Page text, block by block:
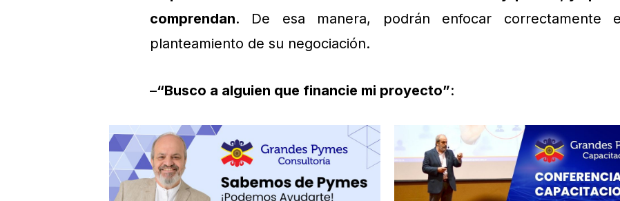
comprendan. De esa manera, podrán enfocar correctamente
planteamiento de su negociación.
–“Busco a alguien que financie mi proyecto”: